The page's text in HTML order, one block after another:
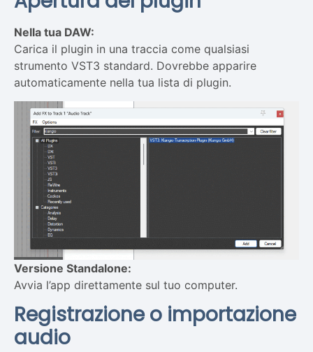
Nella tua DAW:
Carica il plugin in una traccia come qualsiasi
strumento VST3 standard. Dovrebbe apparire
automaticamente nella tua lista di plugin.
Versione Standalone:
Avvia l’app direttamente sul tuo computer.
Registrazione o importazione
audio